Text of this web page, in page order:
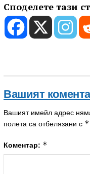
Споделете тази
Вашият
Вашият имейл адрес
полета са отбелязани с *
Коментар: *